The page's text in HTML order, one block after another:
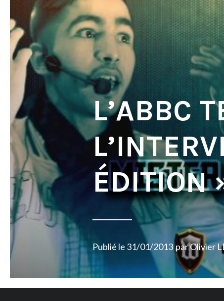
L’ABBC
ÉDITION
Publié le 31/01/2013 parOlivier